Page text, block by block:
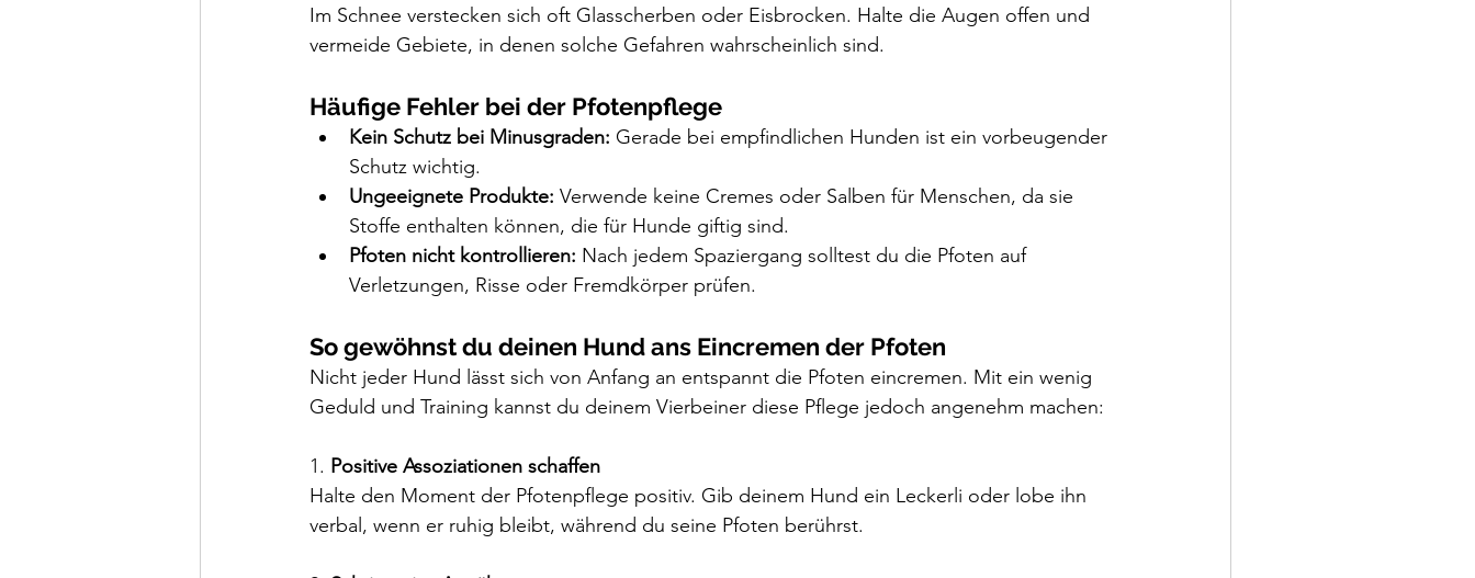
Im Schnee verstecken sich oft Glasscherben oder Eisbrocken. Halte die Augen offen und
vermeide Gebiete, in denen solche Gefahren wahrscheinlich sind.
Häufige Fehler bei der Pfotenpflege
Kein Schutz bei Minusgraden: Gerade bei empfindlichen Hunden ist ein vorbeugender
Schutz wichtig.
Ungeeignete Produkte: Verwende keine Cremes oder Salben für Menschen, da sie
Stoffe enthalten können, die für Hunde giftig sind.
Pfoten nicht kontrollieren: Nach jedem Spaziergang solltest du die Pfoten auf
Verletzungen, Risse oder Fremdkörper prüfen.
So gewöhnst du deinen Hund ans Eincremen der Pfoten
Nicht jeder Hund lässt sich von Anfang an entspannt die Pfoten eincremen. Mit ein wenig
Geduld und Training kannst du deinem Vierbeiner diese Pflege jedoch angenehm machen:
1. Positive Assoziationen schaffen
Halte den Moment der Pfotenpflege positiv. Gib deinem Hund ein Leckerli oder lobe ihn
verbal, wenn er ruhig bleibt, während du seine Pfoten berührst.